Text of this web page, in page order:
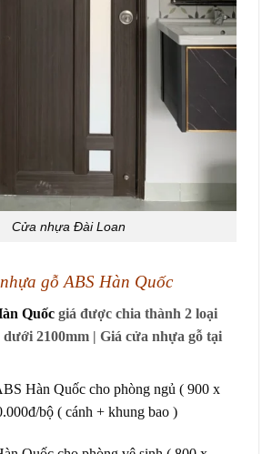
Cửa nhựa Đài Loan
gỗ ABS Hàn Quốc
Quốc giá được chia thành 2 loại
2100mm | Giá cửa nhựa gỗ tại
Hàn Quốc cho phòng ngủ ( 900 x
bộ ( cánh + khung bao )